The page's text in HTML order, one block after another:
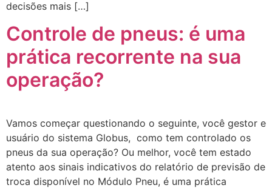
decisões mais […]
Controle de pneus: é uma
prática recorrente na sua
operação?
Vamos começar questionando o seguinte, você gestor e
usuário do sistema Globus, como tem controlado os
pneus da sua operação? Ou melhor, você tem estado
atento aos sinais indicativos do relatório de previsão de
troca disponível no Módulo Pneu, é uma prática